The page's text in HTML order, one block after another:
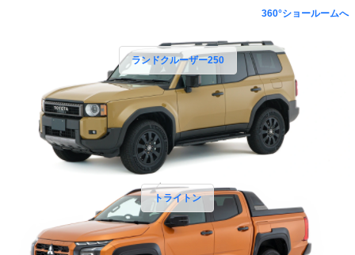
360°ショールームへ
ランドクルーザー250
トライトン